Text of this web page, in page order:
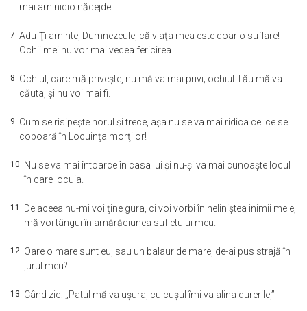
mai am nicio nădejde!
7 Adu-Ţi aminte, Dumnezeule, că viaţa mea este doar o suflare!
Ochii mei nu vor mai vedea fericirea.
8 Ochiul, care mă priveşte, nu mă va mai privi; ochiul Tău mă va
căuta, şi nu voi mai fi.
9 Cum se risipeşte norul şi trece, aşa nu se va mai ridica cel ce se
coboară în Locuinţa morţilor!
10
Nu se va mai întoarce în casa lui şi nu-şi va mai cunoaşte locul
în care locuia.
11 De aceea nu-mi voi ţine gura, ci voi vorbi în neliniştea inimii mele,
mă voi tângui în amărăciunea sufletului meu.
12 Oare o mare sunt eu, sau un balaur de mare, de-ai pus strajă în
jurul meu?
13 Când zic: „Patul mă va uşura, culcuşul îmi va alina durerile,”